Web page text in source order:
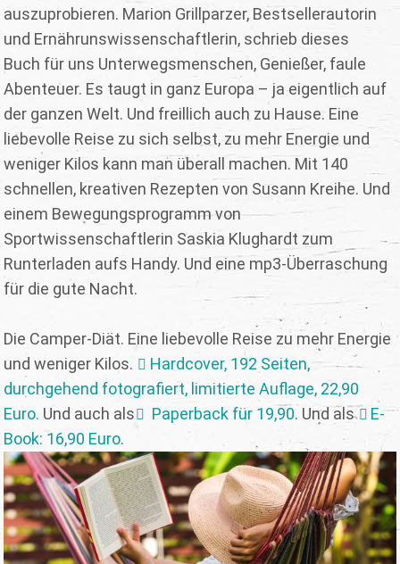
auszuprobieren. Marion Grillparzer, Bestsellerautorin
und Ernährunswissenschaftlerin, schrieb dieses
Buch für uns Unterwegsmenschen, Genießer, faule
Abenteuer. Es taugt in ganz Europa – ja eigentlich auf
der ganzen Welt. Und freillich auch zu Hause. Eine
liebevolle Reise zu sich selbst, zu mehr Energie und
weniger Kilos kann man überall machen. Mit 140
schnellen, kreativen Rezepten von Susann Kreihe. Und
einem Bewegungsprogramm von
Sportwissenschaftlerin Saskia Klughardt zum
Runterladen aufs Handy. Und eine mp3-Überraschung
für die gute Nacht.
Die Camper-Diät. Eine liebevolle Reise zu mehr Energie
und weniger Kilos.
Hardcover, 192 Seiten,
durchgehend fotografiert, limitierte Auflage, 22,90
Euro. Und auch als Paperback für 19,90. Und als
E-
Book: 16,90 Euro.